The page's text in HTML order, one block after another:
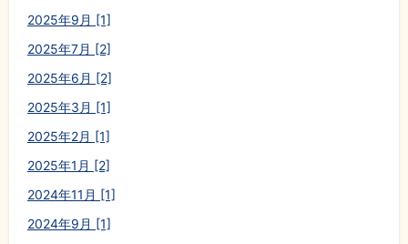
2025年9月 [1]
2025年7月 [2]
2025年6月 [2]
2025年3月 [1]
2025年2月 [1]
2025年1月 [2]
2024年11月 [1]
2024年9月 [1]